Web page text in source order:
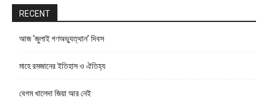
RECENT
আজ ‘জুলাই গণঅভ্যুত্থান’ দিবস
মাহে রমজানের ইতিহাস ও ঐতিহ্য
বেগম খালেদা জিয়া আর নেই